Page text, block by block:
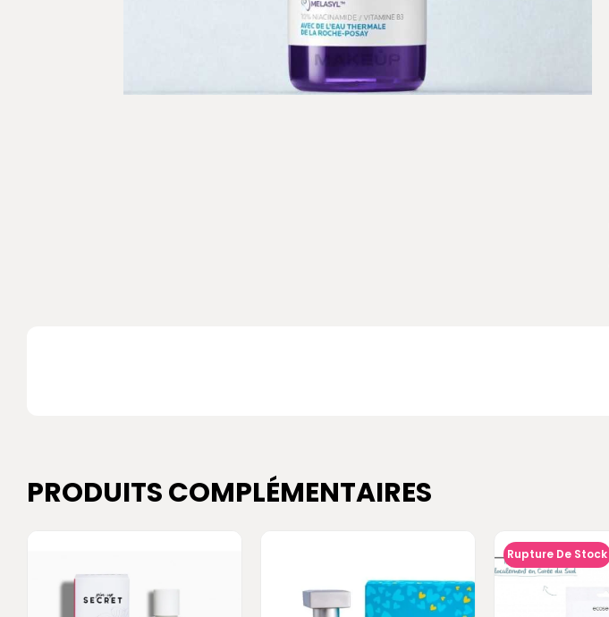
PRODUITS COMPLÉMENTAIRES
Rupture De Stock